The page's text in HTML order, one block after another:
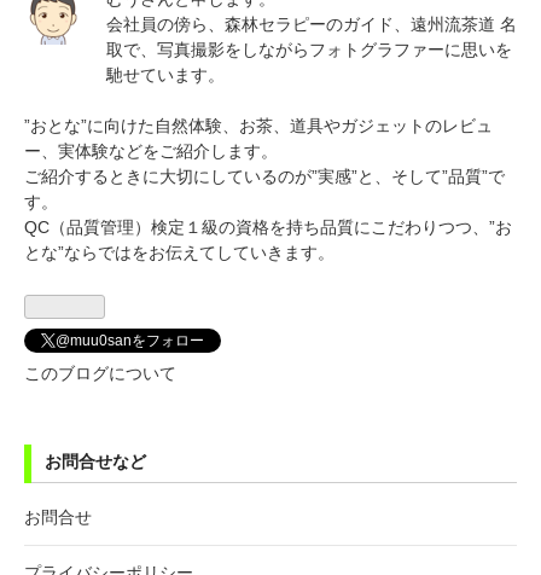
会社員の傍ら、森林セラピーのガイド、遠州流茶道 名
取で、写真撮影をしながらフォトグラファーに思いを
馳せています。
”おとな”に向けた自然体験、お茶、道具やガジェットのレビュ
ー、実体験などをご紹介します。
ご紹介するときに大切にしているのが”実感”と、そして”品質”で
す。
QC（品質管理）検定１級の資格を持ち品質にこだわりつつ、”お
とな”ならではをお伝えてしていきます。
@muu0sanをフォロー
このブログについて
お問合せなど
お問合せ